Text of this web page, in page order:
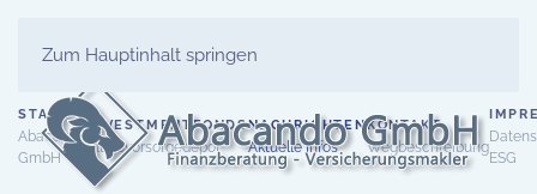
Zum Hauptinhalt springen
START
Abacando
GmbH
INVESTMENTFONDS
Altersvorsorgedepot
NACHRICHTEN
Aktuelle Infos
KONTAKT
Wegbeschreibung
ESG